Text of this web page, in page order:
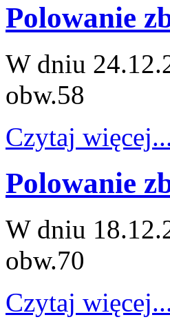
Polowanie
W dniu
obw.58
Czytaj
Polowanie
W dniu
obw.70
Czytaj